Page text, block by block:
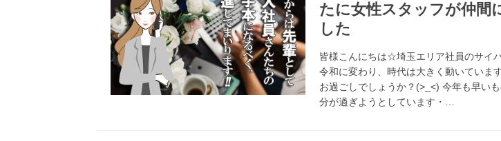
たに女性スタッフが仲間
した
皆様こんにちは☆埼玉エリア社員のサイ
令和に変わり、時代は大きく動いていま
お過ごしでしょうか？(>_<) 今年も早い
分が過ぎようとしています・…